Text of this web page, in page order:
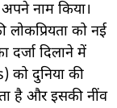
नाम किया।
को नई
दिलाने में
दुनिया की
है और इसकी नींव